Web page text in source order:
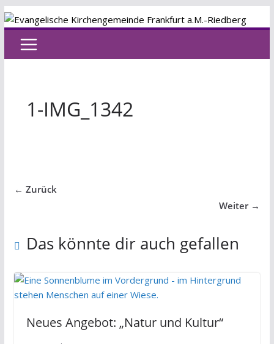
Zum
Inhalt
springen
1-IMG_1342
← Zurück
Weiter →
Das könnte dir auch gefallen
Neues Angebot: „Natur und Kultur“